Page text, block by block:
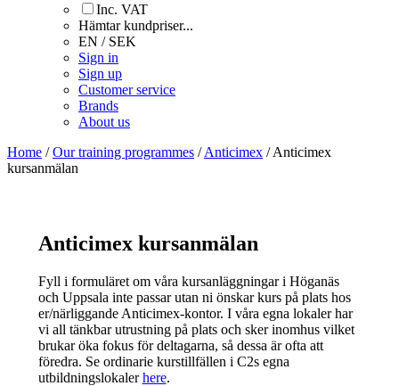
Inc. VAT
Hämtar kundpriser...
EN / SEK
Sign in
Sign up
Customer service
Brands
About us
Home /Our training programmes /Anticimex /Anticimex
kursanmälan
Anticimex kursanmälan
Fyll i formuläret om våra kursanläggningar i Höganäs
och Uppsala inte passar utan ni önskar kurs på plats hos
er/närliggande Anticimex-kontor. I våra egna lokaler har
vi all tänkbar utrustning på plats och sker inomhus vilket
brukar öka fokus för deltagarna, så dessa är ofta att
föredra. Se ordinarie kurstillfällen i C2s egna
utbildningslokalerhere.